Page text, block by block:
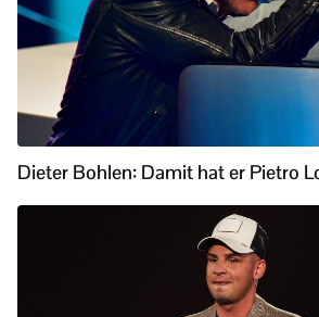
Dieter Bohlen: Damit hat er Pietro